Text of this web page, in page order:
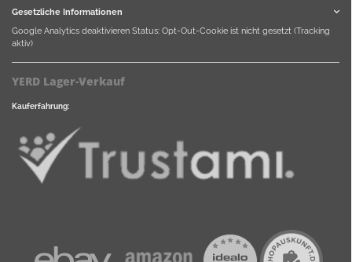
Gesetzliche Informationen
Google Analytics deaktivieren Status: Opt-Out-Cookie ist nicht gesetzt (Tracking
aktiv)
YERD Lager-Verkauf
Kauferfahrung: